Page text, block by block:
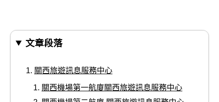
文章段落
關西旅遊訊息服務中心
關西機場第一航廈關西旅遊訊息服務中心